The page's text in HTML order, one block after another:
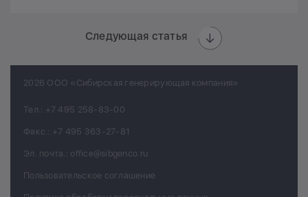
Следующая статья
2026 ООО «Сибирская генерирующая компания»
Тел.: +7 495 258-83-00
Факс.: +7 495 363-27-81
Эл. почта.: office@sibgenco.ru
Пользовательское соглашение